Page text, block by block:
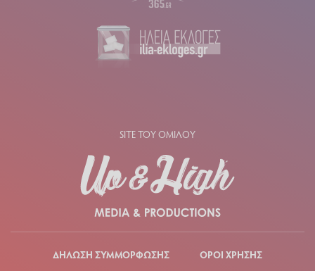
SITE ΤΟΥ ΟΜΙΛΟΥ
ΔΗΛΩΣΗ ΣΥΜΜΟΡΦΩΣΗΣ
ΟΡΟΙ ΧΡΗΣΗΣ